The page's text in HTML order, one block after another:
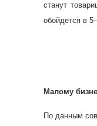
станут
обойдется в
Малому
По данным